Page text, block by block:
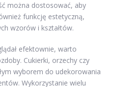
można dostosować, aby
funkcję estetyczną,
wzorów i kształtów.
efektownie, warto
Cukierki, orzechy czy
wyborem do udekorowania
Wykorzystanie wielu